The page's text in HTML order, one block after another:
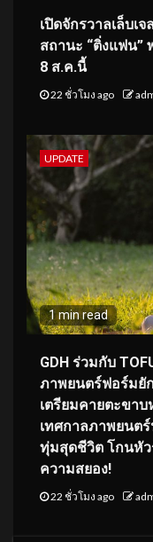
เปิดจักรวาลเล็บเ
สถานะ “ติ่งแฟน”
8 ส.ค.นี้
22 ชั่วโมง ago
UPDATE
1 min read
GDH ร่วมกับ
ภาพยนตร์ฟอร์มยัก
เตรียมคายตะขา
เทศกาลภาพยนต
ทุ่มสุดชีวิต โกนหั
ความสยอง!
22 ชั่วโมง ago